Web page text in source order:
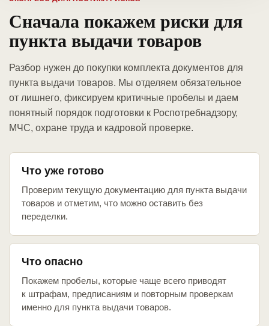
Сначала покажем риски для
пункта выдачи товаров
Разбор нужен до покупки комплекта документов для
пункта выдачи товаров. Мы отделяем обязательное
от лишнего, фиксируем критичные пробелы и даем
понятный порядок подготовки к Роспотребнадзору,
МЧС, охране труда и кадровой проверке.
Что уже готово
Проверим текущую документацию для пункта выдачи
товаров и отметим, что можно оставить без
переделки.
Что опасно
Покажем пробелы, которые чаще всего приводят
к штрафам, предписаниям и повторным проверкам
именно для пункта выдачи товаров.